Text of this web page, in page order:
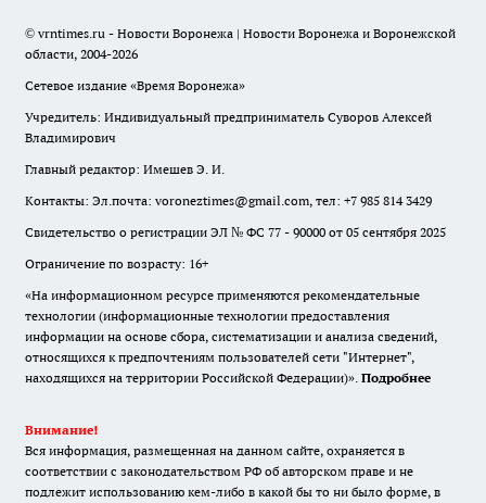
© vrntimes.ru - Новости Воронежа | Новости Воронежа и Воронежской
области, 2004-2026
Сетевое издание «Время Воронежа»
Учредитель: Индивидуальный предприниматель Суворов Алексей
Владимирович
Главный редактор: Имешев Э. И.
Контакты: Эл.почта: voroneztimes@gmail.com, тел: +7 985 814 3429
Свидетельство о регистрации ЭЛ № ФС 77 - 90000 от 05 сентября 2025
Ограничение по возрасту: 16+
«На информационном ресурсе применяются рекомендательные
технологии (информационные технологии предоставления
информации на основе сбора, систематизации и анализа сведений,
относящихся к предпочтениям пользователей сети "Интернет",
находящихся на территории Российской Федерации)». Подробнее
Внимание!
Вся информация, размещенная на данном сайте, охраняется в
соответствии с законодательством РФ об авторском праве и не
подлежит использованию кем-либо в какой бы то ни было форме, в